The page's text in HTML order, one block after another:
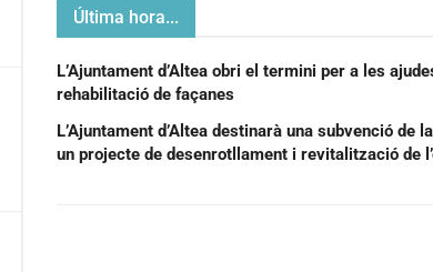
Última hora...
L’Ajuntament d’Altea obri el termini per a les
rehabilitació de façanes
L’Ajuntament d’Altea destinarà una subvenció de
un projecte de desenrotllament i revitalització de